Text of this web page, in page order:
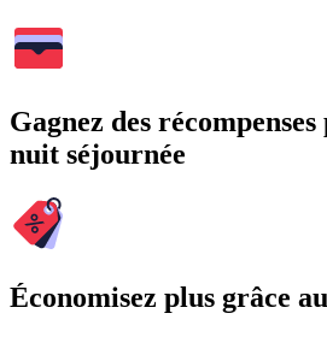
Gagnez des
nuit séjournée
Économisez plus grâce